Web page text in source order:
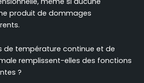
produit de dommages
de température continue et de
remplissent-elles des fonctions
?